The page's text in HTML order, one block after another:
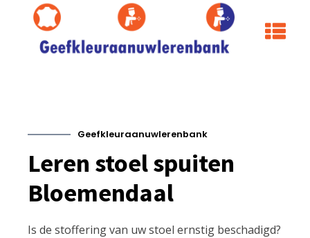
Geefkleuraanuwlerenbank
Leren stoel spuiten
Bloemendaal
Is de stoffering van uw stoel ernstig beschadigd?